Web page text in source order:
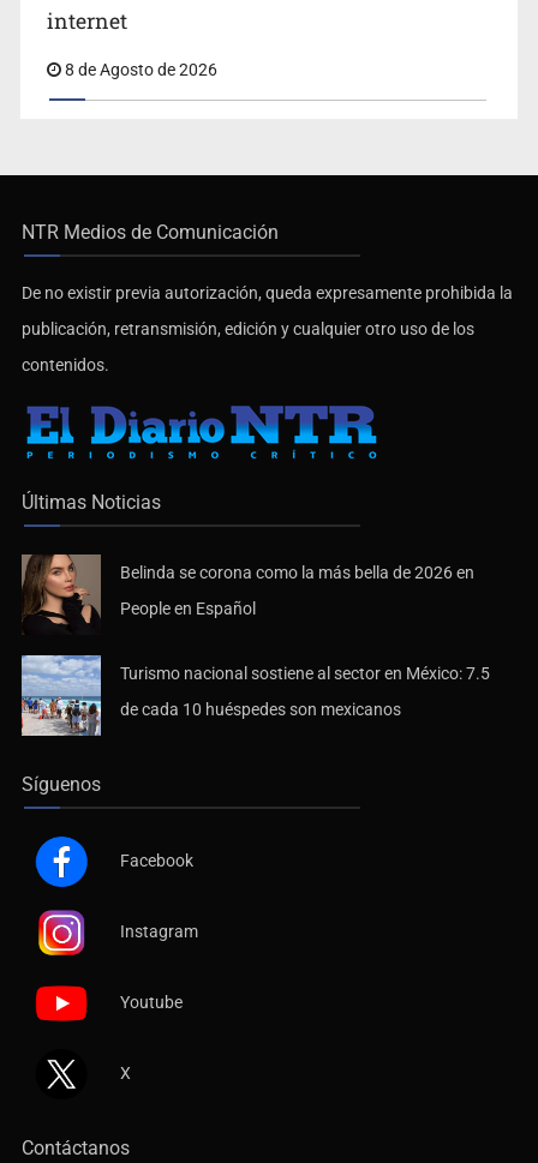
internet
8 de Agosto de 2026
NTR Medios de Comunicación
De no existir previa autorización, queda expresamente prohibida la
publicación, retransmisión, edición y cualquier otro uso de los
contenidos.
Últimas Noticias
Belinda se corona como la más bella de 2026 en
People en Español
Turismo nacional sostiene al sector en México: 7.5
de cada 10 huéspedes son mexicanos
Síguenos
Facebook
Instagram
Youtube
X
Contáctanos